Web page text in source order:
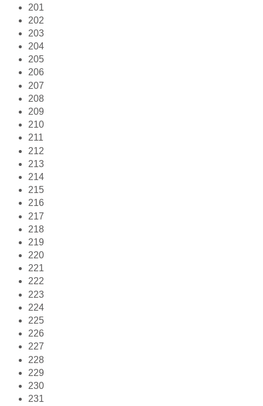
201
202
203
204
205
206
207
208
209
210
211
212
213
214
215
216
217
218
219
220
221
222
223
224
225
226
227
228
229
230
231